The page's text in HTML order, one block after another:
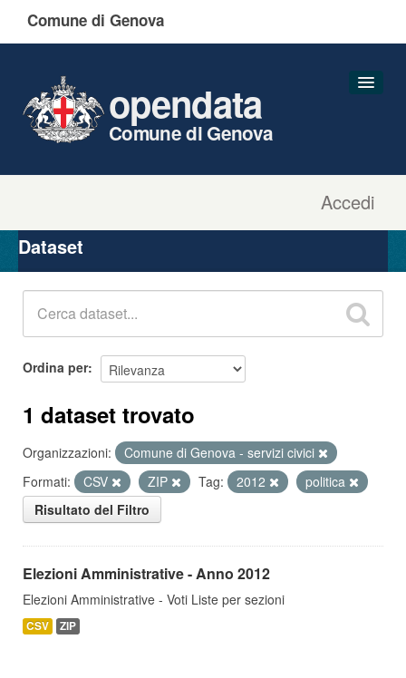
Comune di Genova
Accedi
opendata
Comune di Genova
Organizzazioni
Gruppi
Dataset
Ordina per
1 dataset trovato
Organizzazioni:
Comune di Genova - servizi civici
Formati:
CSV ZIP Tag: 2012
politica
Risultato del Filtro
Elezioni Amministrative - Anno 2012
Elezioni Amministrative - Voti Liste per sezioni
CSV ZIP